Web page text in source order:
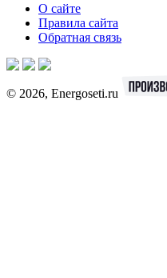
О сайте
Правила сайта
Обратная связь
© 2026, Energoseti.ru